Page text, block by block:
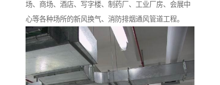
场、商场、酒店、写字楼、制药厂、工业厂房、会展中
心等各种场所的新风换气、消防排烟通风管道工程。